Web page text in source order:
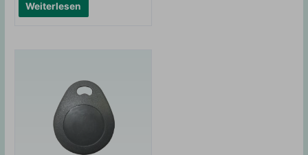
Weiterlesen